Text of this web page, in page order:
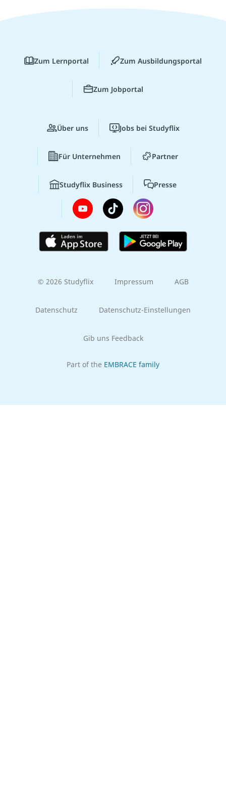
Zum Lernportal Zum Ausbildungsportal
Zum Jobportal
Über uns Jobs bei Studyflix
Für Unternehmen Partner
Studyflix Business Presse
© 2026 Studyflix Impressum AGB
Datenschutz Datenschutz-Einstellungen
Gib uns Feedback
Part of the EMBRACE family